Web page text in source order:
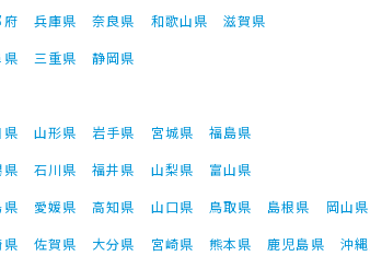
府 兵庫県 奈良県 和歌山県
滋賀県
県 三重県
静岡県
県 山形県 岩手県 宮城県
福島県
県 石川県 福井県 山梨県
富山県
県 愛媛県 高知県 山口県 鳥取県 島根県 岡山県
県 佐賀県 大分県 宮崎県 熊本県 鹿児島県 沖